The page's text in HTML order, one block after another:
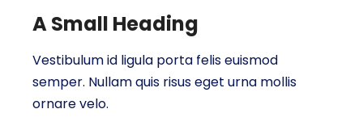
A Small Heading
Vestibulum id ligula porta felis euismod
semper. Nullam quis risus eget urna mollis
ornare velo.